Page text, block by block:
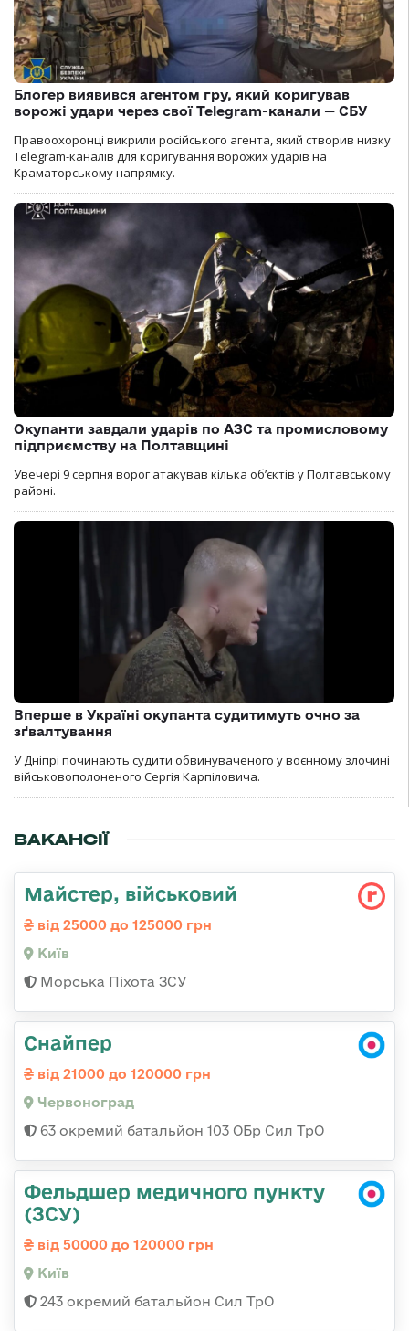
Блогер виявився агентом гру, який коригував
ворожі удари через свої Telegram-канали — СБУ
Правоохоронці викрили російського агента, який створив низку
Telegram-каналів для коригування ворожих ударів на
Краматорському напрямку.
Окупанти завдали ударів по АЗС та промисловому
підприємству на Полтавщині
Увечері 9 серпня ворог атакував кілька обʼєктів у Полтавському
районі.
Вперше в Україні окупанта судитимуть очно за
зґвалтування
У Дніпрі починають судити обвинуваченого у воєнному злочині
військовополоненого Сергія Карпіловича.
ВАКАНСІЇ
Майстеp, військовий
від 25000 до 125000 грн
Київ
Морська Піхота ЗСУ
Снайпер
від 21000 до 120000 грн
Червоноград
63 окремий батальйон 103 ОБр Сил ТрО
Фельдшер медичного пункту
(ЗСУ)
від 50000 до 120000 грн
Київ
243 окремий батальйон Сил ТрО